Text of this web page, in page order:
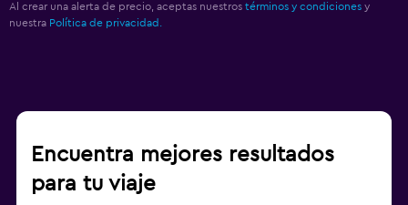
Al crear una alerta de precio, aceptas nuestros términos y condiciones y
nuestra Política de privacidad.
Encuentra mejores resultados
para tu viaje